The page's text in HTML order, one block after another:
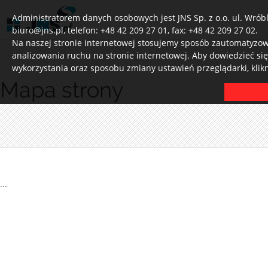
Administratorem danych osobowych jest JNS Sp. z o.o. ul.
biuro@jns.pl, telefon: +48 42 209 27 01, fax: +48 42 209 27 02.
Na naszej stronie internetowej stosujemy sposób
analizowania ruchu na stronie internetowej. Aby dowiedzieć
wykorzystania oraz sposobu zmiany ustawień przeglądarki,
Mapa strony
...